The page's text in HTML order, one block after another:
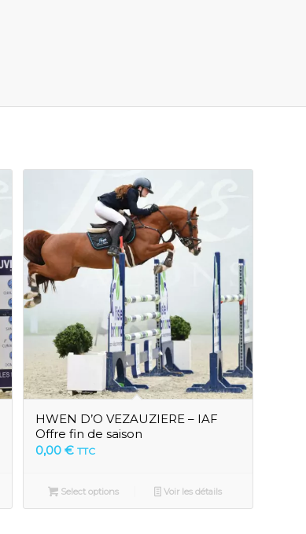
HWEN D’O VEZAUZIERE – IAF
Offre fin de saison
0,00 € TTC
Select options Voir les détails